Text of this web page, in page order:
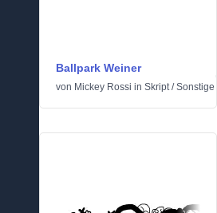
Ballpark Weiner
von Mickey Rossi in Skript/Sonstige